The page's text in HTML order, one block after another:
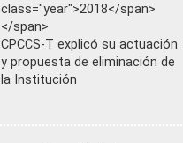
class="year">2018</span>
</span>
CPCCS-T explicó su actuación
y propuesta de eliminación de
la Institución